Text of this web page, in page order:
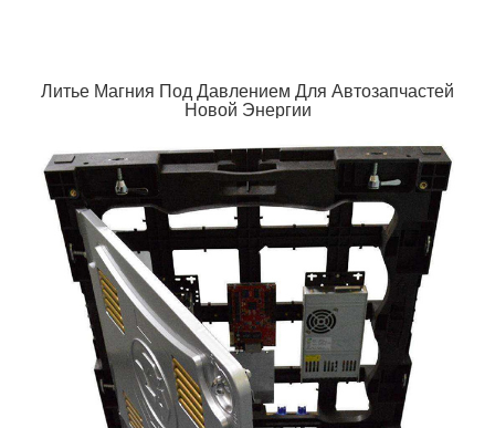
Литье Магния Под Давлением Для Автозапчастей
Новой Энергии